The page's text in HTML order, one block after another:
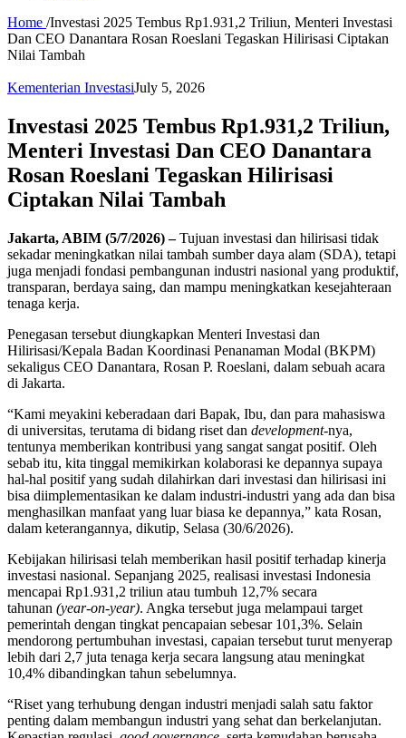
Home /Investasi 2025 Tembus Rp1.931,2 Triliun, Menteri Investasi
Dan CEO Danantara Rosan Roeslani Tegaskan Hilirisasi Ciptakan
Nilai Tambah
Kementerian InvestasiJuly 5, 2026
Investasi 2025 Tembus Rp1.931,2 Triliun,
Menteri Investasi Dan CEO Danantara
Rosan Roeslani Tegaskan Hilirisasi
Ciptakan Nilai Tambah
Jakarta, ABIM (5/7/2026) –Tujuan investasi dan hilirisasi tidak
sekadar meningkatkan nilai tambah sumber daya alam (SDA), tetapi
juga menjadi fondasi pembangunan industri nasional yang produktif,
transparan, berdaya saing, dan mampu meningkatkan kesejahteraan
tenaga kerja.
Penegasan tersebut diungkapkan Menteri Investasi dan
Hilirisasi/Kepala Badan Koordinasi Penanaman Modal (BKPM)
sekaligus CEO Danantara, Rosan P. Roeslani, dalam sebuah acara
di Jakarta.
“Kami meyakini keberadaan dari Bapak, Ibu, dan para mahasiswa
di universitas, terutama di bidang riset dan development-nya,
tentunya memberikan kontribusi yang sangat sangat positif. Oleh
sebab itu, kita tinggal memikirkan kolaborasi ke depannya supaya
hal-hal positif yang sudah dilahirkan dari investasi dan hilirisasi ini
bisa diimplementasikan ke dalam industri-industri yang ada dan bisa
menghasilkan manfaat yang luar biasa ke depannya,” kata Rosan,
dalam keterangannya, dikutip, Selasa (30/6/2026).
Kebijakan hilirisasi telah memberikan hasil positif terhadap kinerja
investasi nasional. Sepanjang 2025, realisasi investasi Indonesia
mencapai Rp1.931,2 triliun atau tumbuh 12,7% secara
tahunan (year-on-year). Angka tersebut juga melampaui target
pemerintah dengan tingkat pencapaian sebesar 101,3%. Selain
mendorong pertumbuhan investasi, capaian tersebut turut menyerap
lebih dari 2,7 juta tenaga kerja secara langsung atau meningkat
10,4% dibandingkan tahun sebelumnya.
“Riset yang terhubung dengan industri menjadi salah satu faktor
penting dalam membangun industri yang sehat dan berkelanjutan.